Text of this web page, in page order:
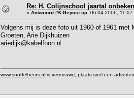
Re: H. Colijnschool jaartal
« Antwoord #6 Gepost op: 06-04-2006,
Volgens mij is deze foto uit 1960 of 1961 met
Groeten, Arie Dijkhuizen
ariedijk@kabelfoon.nl
www.snuffelbeurs.nl is vernieuwd, plaats snel een